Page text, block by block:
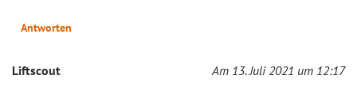
Antworten
Liftscout Am 13. Juli 2021 um 12:17